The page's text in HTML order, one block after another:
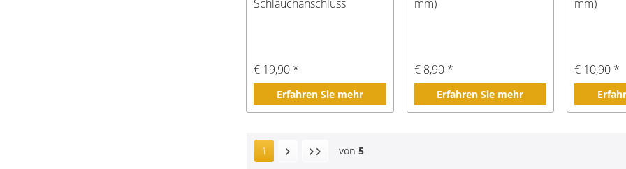
Schlauchanschluss
€ 19,90 *
Erfahren Sie mehr
mm)
€ 8,90 *
Erfahren Sie mehr
mm)
€ 10,90 *
1 von 5